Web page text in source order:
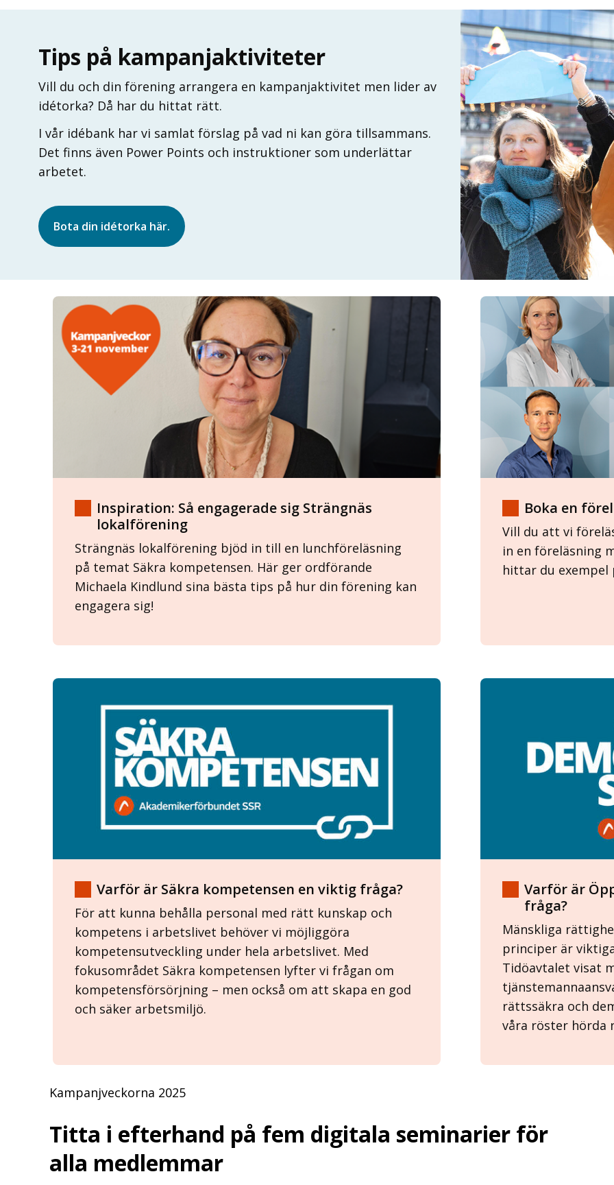
Tips på kampanjaktiviteter
Vill du och din förening arrangera en kampanjaktivitet men lider av
idétorka? Då har du hittat rätt.
I vår idébank har vi samlat förslag på vad ni kan göra tillsammans.
Det finns även Power Points och instruktioner som underlättar
arbetet.
Bota din idétorka här.
Inspiration: Så engagerade sig Strängnäs
lokalförening
Strängnäs lokalförening bjöd in till en lunchföreläsning
på temat Säkra kompetensen. Här ger ordförande
Michaela Kindlund sina bästa tips på hur din förening kan
engagera sig!
Boka en
Vill du att vi
in en föreläsning
hittar du exempel
Varför är Säkra kompetensen en viktig fråga?
För att kunna behålla personal med rätt kunskap och
kompetens i arbetslivet behöver vi möjliggöra
kompetensutveckling under hela arbetslivet. Med
fokusområdet Säkra kompetensen lyfter vi frågan om
kompetensförsörjning – men också om att skapa en god
och säker arbetsmiljö.
Varför är
fråga?
Mänskliga
principer är
Tidöavtalet visat
rättssäkra och
våra röster hörda
Kampanjveckorna 2025
Titta i efterhand på fem digitala seminarier för
alla medlemmar